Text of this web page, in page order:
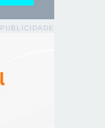
PUBLICIDADE